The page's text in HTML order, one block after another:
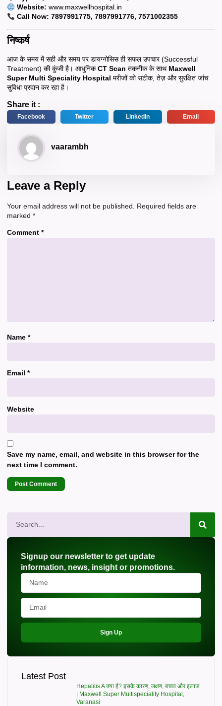
Website: www.maxwellhospital.in
Call Now: 7897991775, 7897991776, 7571002355
निष्कर्ष
आज के समय में सही और समय पर डायग्नोसिस ही सफल उपचार (Successful
Treatment) की कुंजी है। आधुनिकCT Scan तकनीक के साथ Maxwell
Super Multi Speciality Hospital मरीजों को सटीक, तेज़ और सुरक्षित जांच
सुविधा प्रदान कर रहा है।
Share it :
Facebook Twitter LinkedIn Email
vaarambh
Leave a Reply
Your email address will not be published.
Required fields are
marked *
Comment *
Name *
Email *
Website
Save my name, email, and website in this browser for the
next time I comment.
Signup our newsletter to get update
information, news, insight or promotions.
Sign Up
Latest Post
Hepatitis A क्या है? इसके कारण, लक्षण, बचाव और इलाज
| Maxwell Super Multispeciality Hospital,
Varanasi